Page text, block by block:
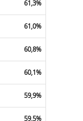
61,3%
61,0%
60,8%
60,1%
59,9%
59,5%